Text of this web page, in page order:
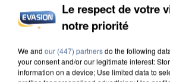
Le respect de votre
notre priorité
We and our (447) partnersdo the following
your consent and/or our legitimate interest:
information on a device; Use limited data to